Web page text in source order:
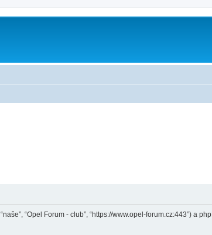
“Opel Forum - club”, “https://www.opel-forum.cz:443”) a